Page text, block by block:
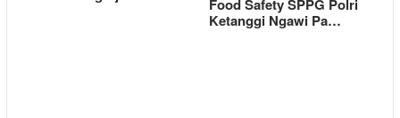
Food Safety SPPG Polri
Ketanggi Ngawi Pa…